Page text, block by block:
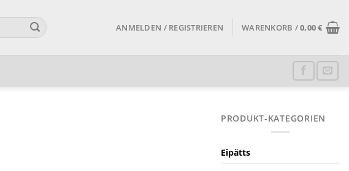
ANMELDEN / REGISTRIEREN WARENKORB /0,00€
PRODUKT-KATEGORIEN
Eipätts